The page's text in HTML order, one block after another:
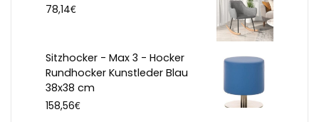
78,14€
Sitzhocker - Max 3 - Hocker
Rundhocker Kunstleder Blau
38x38 cm
158,56€